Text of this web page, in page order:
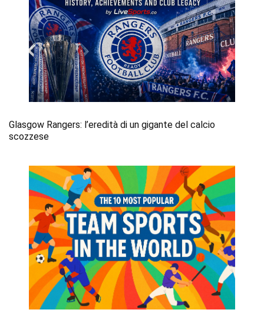
Glasgow Rangers: l’eredità di un gigante del calcio
scozzese